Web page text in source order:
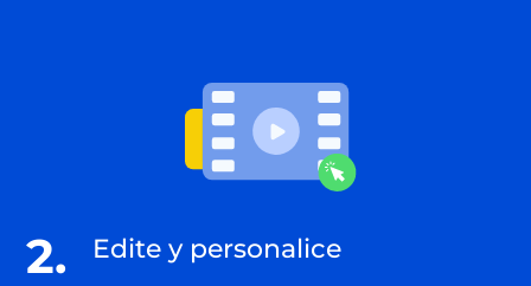
2. Edite y personalice